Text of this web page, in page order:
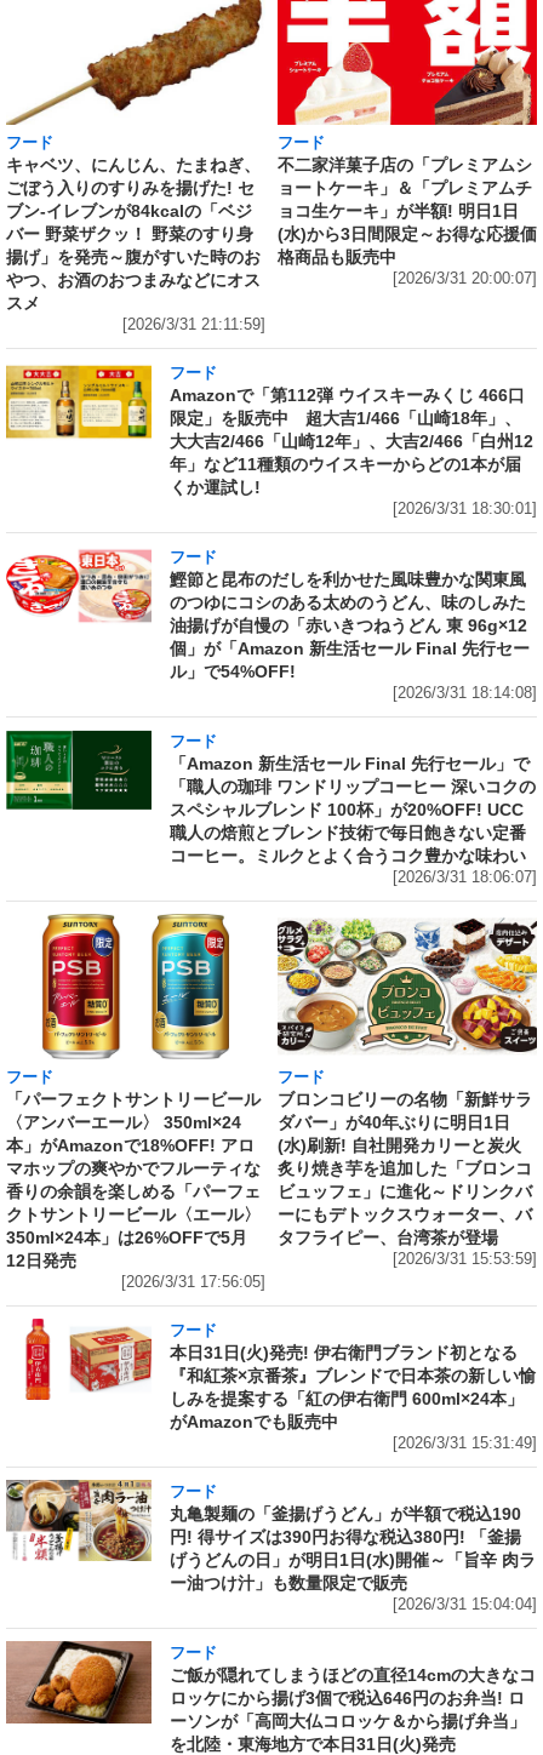
フード
キャベツ、にんじん、たまねぎ、
ごぼう入りのすりみを揚げた! セ
ブン‐イレブンが84kcalの「ベジ
バー 野菜ザクッ！ 野菜のすり身
揚げ」を発売～腹がすいた時のお
やつ、お酒のおつまみなどにオス
スメ
[2026/3/31 21:11:59]
フード
不二家洋菓子店の「プレミアムシ
ョートケーキ」＆「プレミアムチ
ョコ生ケーキ」が半額! 明日1日
(水)から3日間限定～お得な応援価
格商品も販売中
[2026/3/31 20:00:07]
フード
Amazonで「第112弾 ウイスキーみくじ 466口
限定」を販売中 超大吉1/466「山崎18年」、
大大吉2/466「山崎12年」、大吉2/466「白州12
年」など11種類のウイスキーからどの1本が届
くか運試し!
[2026/3/31 18:30:01]
フード
鰹節と昆布のだしを利かせた風味豊かな関東風
のつゆにコシのある太めのうどん、味のしみた
油揚げが自慢の「赤いきつねうどん 東 96g×12
個」が「Amazon 新生活セール Final 先行セー
ル」で54%OFF!
[2026/3/31 18:14:08]
フード
「Amazon 新生活セール Final 先行セール」で
「職人の珈琲 ワンドリップコーヒー 深いコクの
スペシャルブレンド 100杯」が20%OFF! UCC
職人の焙煎とブレンド技術で毎日飽きない定番
コーヒー。ミルクとよく合うコク豊かな味わい
[2026/3/31 18:06:07]
フード
「パーフェクトサントリービール
〈アンバーエール〉 350ml×24
本」がAmazonで18%OFF! アロ
マホップの爽やかでフルーティな
香りの余韻を楽しめる「パーフェ
クトサントリービール〈エール〉
350ml×24本」は26%OFFで5月
12日発売
[2026/3/31 17:56:05]
フード
ブロンコビリーの名物「新鮮サラ
ダバー」が40年ぶりに明日1日
(水)刷新! 自社開発カリーと炭火
炙り焼き芋を追加した「ブロンコ
ビュッフェ」に進化～ドリンクバ
ーにもデトックスウォーター、バ
タフライピー、台湾茶が登場
[2026/3/31 15:53:59]
フード
本日31日(火)発売! 伊右衛門ブランド初となる
『和紅茶×京番茶』ブレンドで日本茶の新しい愉
しみを提案する「紅の伊右衛門 600ml×24本」
がAmazonでも販売中
[2026/3/31 15:31:49]
フード
丸亀製麺の「釜揚げうどん」が半額で税込190
円! 得サイズは390円お得な税込380円! 「釜揚
げうどんの日」が明日1日(水)開催～「旨辛 肉ラ
ー油つけ汁」も数量限定で販売
[2026/3/31 15:04:04]
フード
ご飯が隠れてしまうほどの直径14cmの大きなコ
ロッケにから揚げ3個で税込646円のお弁当! ロ
ーソンが「高岡大仏コロッケ＆から揚げ弁当」
を北陸・東海地方で本日31日(火)発売